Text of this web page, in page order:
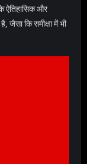
ऐतिहासिक और
जैसा कि समीक्षा में भी